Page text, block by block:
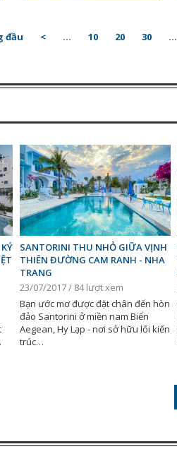
đầu < ... 10 20 30 ...
SANTORINI THU NHỎ GIỮA VỊNH
THIÊN ĐƯỜNG CAM RANH - NHA
TRANG
23/07/2017 / 84 lượt xem
Bạn ước mơ được đặt chân đến hòn
đảo Santorini ở miền nam Biển
Aegean, Hy Lạp - nơi sở hữu lối kiến
trúc…